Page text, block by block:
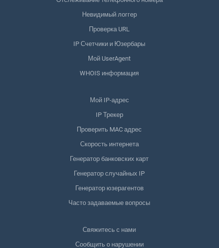
Невидимый логгер
Проверка URL
IP Счетчики и Юзербары
Мой UserAgent
WHOIS информация
Мой IP-адрес
IP Трекер
Проверить MAC адрес
Скорость интернета
Генератор банковских карт
Генератор случайных IP
Генератор юзерагентов
Часто задаваемые вопросы
Свяжитесь с нами
Сообщить о нарушении